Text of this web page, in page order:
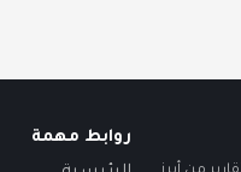
روابط مهمة